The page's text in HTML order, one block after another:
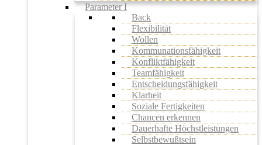
Parameter I
Back
Flexibilität
Wollen
Kommunationsfähigkeit
Konfliktfähigkeit
Teamfähigkeit
Entscheidungsfähigkeit
Klarheit
Soziale Fertigkeiten
Chancen erkennen
Dauerhafte Höchstleistungen
Selbstbewußtsein